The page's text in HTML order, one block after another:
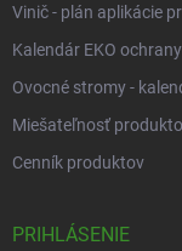
Vinič - plán aplikácie
Kalendár EKO
Ovocné stromy -
Miešateľnosť
Cenník produktov
PRIHLÁSENIE